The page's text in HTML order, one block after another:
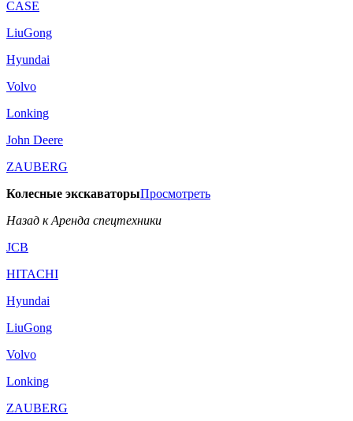
CASE
LiuGong
Hyundai
Volvo
Lonking
John Deere
ZAUBERG
Колесные экскаваторыПросмотреть
Назад к Аренда спецтехники
JCB
HITACHI
Hyundai
LiuGong
Volvo
Lonking
ZAUBERG